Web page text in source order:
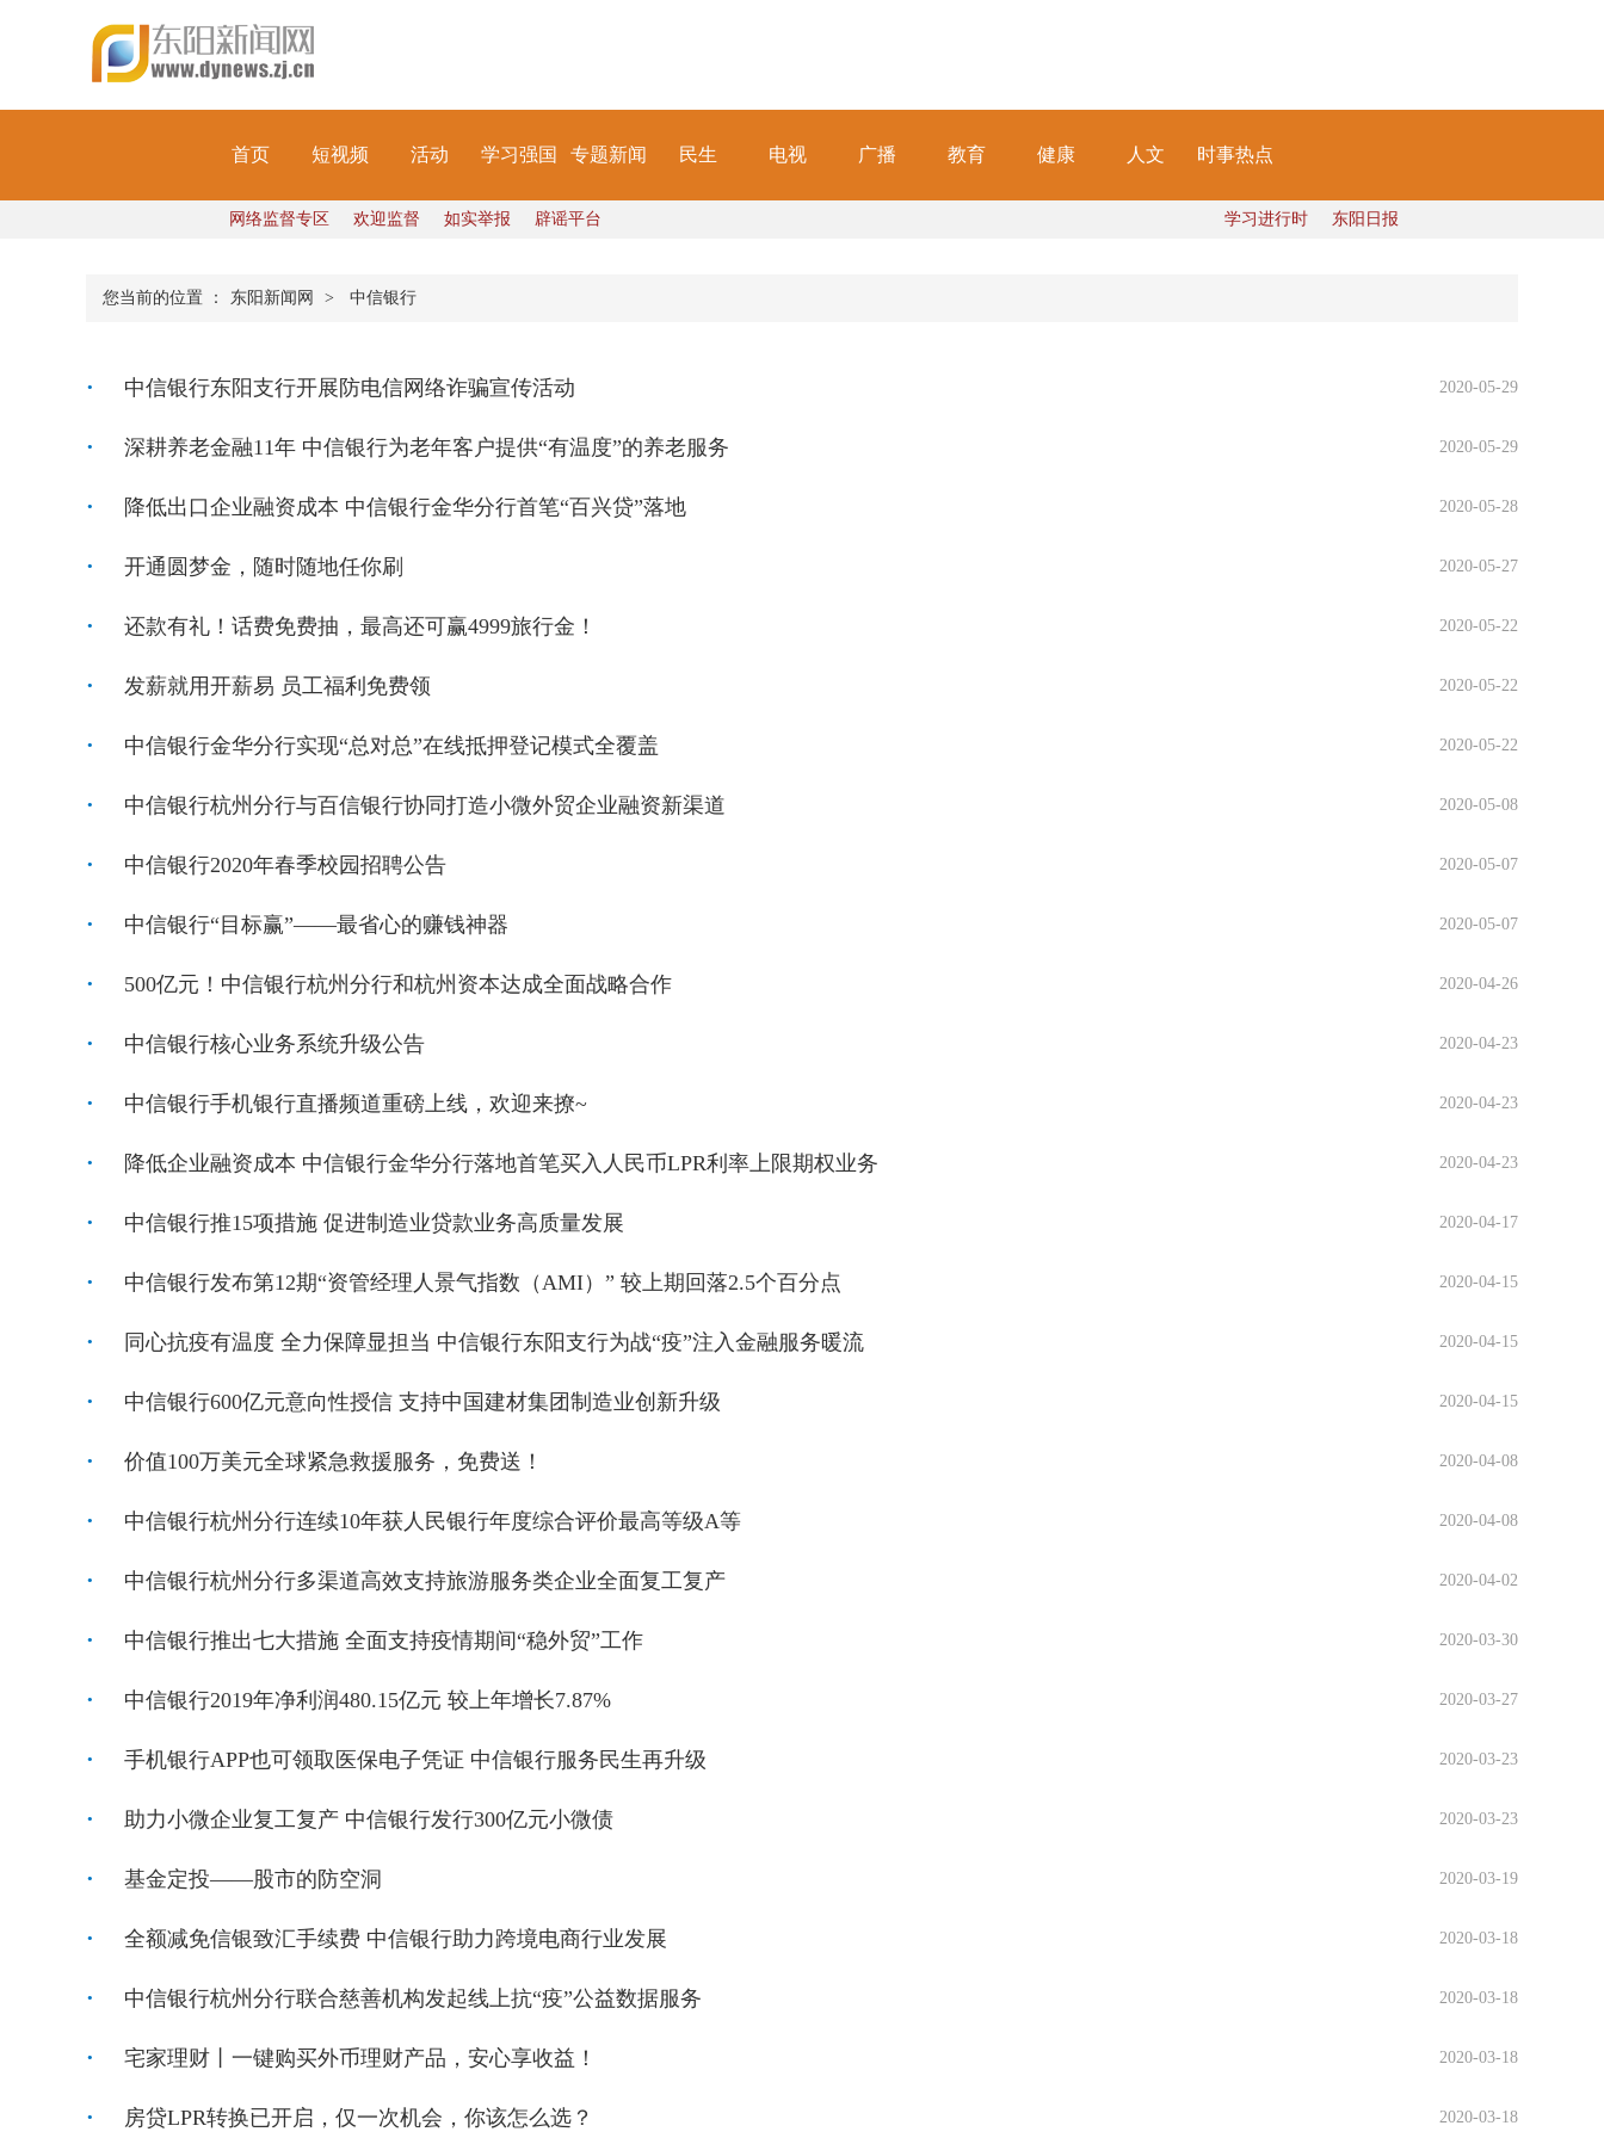
首页 短视频 活动 学习强国 专题新闻 民生 电视 广播 教育 健康 人文 时事热点
网络监督专区 欢迎监督 如实举报 辟谣平台 学习进行时 东阳日报
您当前的位置 ： 东阳新闻网 > 中信银行
2020-05-29
中信银行东阳支行开展防电信网络诈骗宣传活动
2020-05-29
深耕养老金融11年 中信银行为老年客户提供“有温度”的养老服务
2020-05-28
降低出口企业融资成本 中信银行金华分行首笔“百兴贷”落地
2020-05-27
开通圆梦金，随时随地任你刷
2020-05-22
还款有礼！话费免费抽，最高还可赢4999旅行金！
2020-05-22
发薪就用开薪易 员工福利免费领
2020-05-22
中信银行金华分行实现“总对总”在线抵押登记模式全覆盖
2020-05-08
中信银行杭州分行与百信银行协同打造小微外贸企业融资新渠道
2020-05-07
中信银行2020年春季校园招聘公告
2020-05-07
中信银行“目标赢”——最省心的赚钱神器
2020-04-26
500亿元！中信银行杭州分行和杭州资本达成全面战略合作
2020-04-23
中信银行核心业务系统升级公告
2020-04-23
中信银行手机银行直播频道重磅上线，欢迎来撩~
2020-04-23
降低企业融资成本 中信银行金华分行落地首笔买入人民币LPR利率上限期权业务
2020-04-17
中信银行推15项措施 促进制造业贷款业务高质量发展
2020-04-15
中信银行发布第12期“资管经理人景气指数（AMI）” 较上期回落2.5个百分点
2020-04-15
同心抗疫有温度 全力保障显担当 中信银行东阳支行为战“疫”注入金融服务暖流
2020-04-15
中信银行600亿元意向性授信 支持中国建材集团制造业创新升级
2020-04-08
价值100万美元全球紧急救援服务，免费送！
2020-04-08
中信银行杭州分行连续10年获人民银行年度综合评价最高等级A等
2020-04-02
中信银行杭州分行多渠道高效支持旅游服务类企业全面复工复产
2020-03-30
中信银行推出七大措施 全面支持疫情期间“稳外贸”工作
2020-03-27
中信银行2019年净利润480.15亿元 较上年增长7.87%
2020-03-23
手机银行APP也可领取医保电子凭证 中信银行服务民生再升级
2020-03-23
助力小微企业复工复产 中信银行发行300亿元小微债
2020-03-19
基金定投——股市的防空洞
2020-03-18
全额减免信银致汇手续费 中信银行助力跨境电商行业发展
2020-03-18
中信银行杭州分行联合慈善机构发起线上抗“疫”公益数据服务
2020-03-18
宅家理财丨一键购买外币理财产品，安心享收益！
2020-03-18
房贷LPR转换已开启，仅一次机会，你该怎么选？